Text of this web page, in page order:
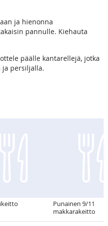
ja hienonna
pannulle. Kiehauta
päälle kantarellejä, jotka
persiljalla.
Punainen 9/11
makkarakeitto